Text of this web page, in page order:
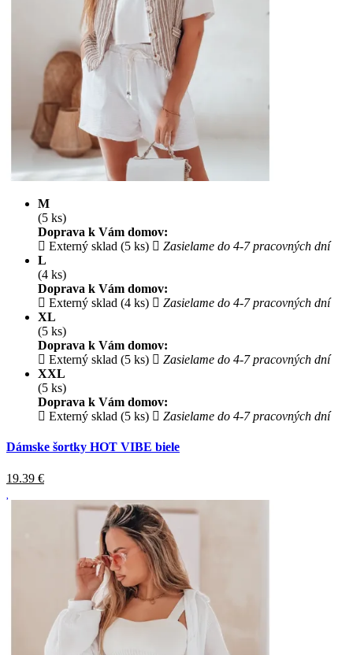
M
(5 ks)
Doprava k Vám domov:
Externý sklad (5 ks)
Zasielame do 4-7 pracovných dní
L
(4 ks)
Doprava k Vám domov:
Externý sklad (4 ks)
Zasielame do 4-7 pracovných dní
XL
(5 ks)
Doprava k Vám domov:
Externý sklad (5 ks)
Zasielame do 4-7 pracovných dní
XXL
(5 ks)
Doprava k Vám domov:
Externý sklad (5 ks)
Zasielame do 4-7 pracovných dní
Dámske šortky HOT VIBE biele
19.39 €